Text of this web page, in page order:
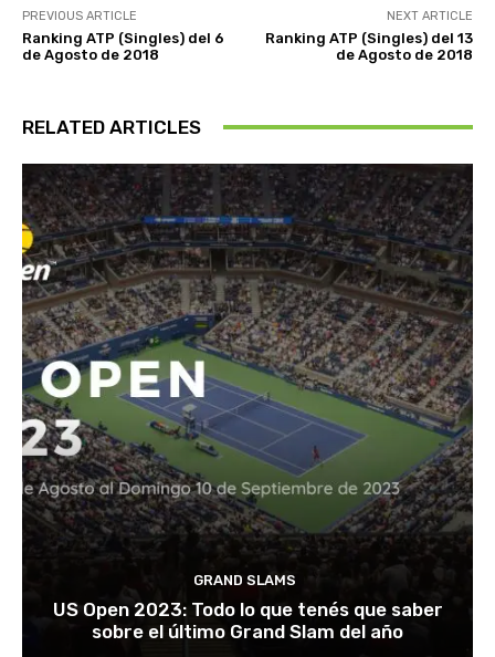
PREVIOUS ARTICLE
Ranking ATP (Singles) del 6
de Agosto de 2018
NEXT ARTICLE
Ranking ATP (Singles) del 13
de Agosto de 2018
RELATED ARTICLES
GRAND SLAMS
US Open 2023: Todo lo que tenés que saber
sobre el último Grand Slam del año